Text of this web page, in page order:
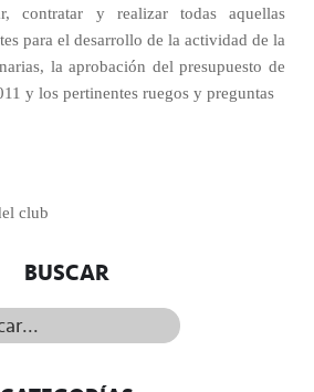
contratar y realizar todas aquellas
para el desarrollo de la actividad de la
la aprobación del presupuesto de
y los pertinentes ruegos y preguntas
club
BUSCAR